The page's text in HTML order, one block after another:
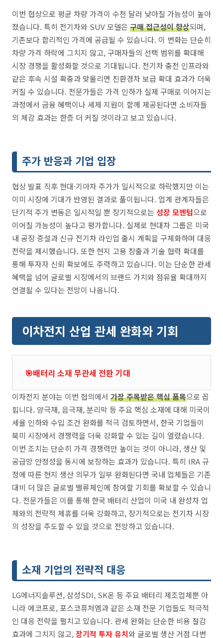
이번 협상으로 평균 차량 가격이 수천 달러 낮아질 가능성이 높아
졌습니다. 특히 전기차와 SUV 모델은 구매 접근성이 향상되며,
기존보다 합리적인 가격에 공급될 수 있습니다. 이 변화는 단순히
차량 가격 하락에 그치지 않고, 구매자들의 선택 범위를 확대해
시장 경쟁을 활성화할 것으로 기대됩니다. 전기차 충전 인프라와
같은 후속 시설 확충과 맞물리면 친환경차 보급 확대 효과가 더욱
커질 수 있습니다. 전문가들은 가격 인하가 실제 구매로 이어지는
과정에서 금융 혜택이나 세제 지원이 함께 제공된다면 소비자들
의 체감 효과는 한층 더 커질 것이라고 보고 있습니다.
주가 반응과 기업 입장
협상 발표 직후 현대·기아차 주가가 일시적으로 하락했지만 이는
이미 시장에 기대가 반영된 결과로 풀이됩니다. 업계 관계자들은
단기적 주가 변동은 일시적일 뿐 장기적으로는 성장 모멘텀으로
이어질 가능성이 높다고 평가합니다. 실제로 현대차 그룹은 미국
내 공장 증설과 신규 전기차 라인업 출시 계획을 구체화하며 대응
전략을 제시했습니다. 또한 현지 고용 창출과 기술 협력 확대를
통해 투자자 신뢰 확보에도 주력하고 있습니다. 이는 단순한 관세
혜택을 넘어 글로벌 시장에서의 브랜드 가치와 점유율 확대까지
연결될 수 있다는 전망이 나옵니다.
이차전지 산업 관세 완화와 기회
🎯배터리 소재 무관세 전환 기대
이차전지 분야는 이번 협의에서 가장 주목받은 핵심 품목으로 꼽
힙니다. 양극재, 음극재, 분리막 등 주요 핵심 소재에 대해 미국이
세율 인하와 수입 조건 완화를 적극 검토하면서, 한국 기업들이
북미 시장에서 경쟁력을 더욱 강화할 수 있는 길이 열렸습니다.
이번 조치는 단순히 가격 경쟁력만 높이는 것이 아니라, 생산 및
공급망 안정성을 동시에 보장하는 효과가 있습니다. 특히 IRA 규
정에 따른 현지 생산 의무가 일부 완화된다면 국내 업체들은 기존
대비 더 많은 글로벌 밸류체인에 참여할 기회를 확보할 수 있습니
다. 전문가들은 이를 통해 한국 배터리 산업이 미국 내 완성차 업
체와의 전략적 제휴를 더욱 강화하고, 장기적으로는 전기차 시장
의 성장을 주도할 수 있을 것으로 전망하고 있습니다.
소재 기업의 전략적 대응
LG에너지솔루션, 삼성SDI, SK온 등 주요 배터리 제조업체뿐 아
니라 에코프로, 포스코퓨처엠과 같은 소재 전문 기업들도 적극적
인 대응 전략을 펼치고 있습니다. 관세 완화는 단순한 비용 절감
효과에 그치지 않고,장기적 투자 유치와 글로벌 생산 거점 다변